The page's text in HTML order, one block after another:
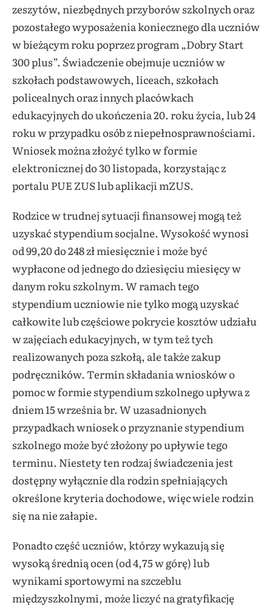
zeszytów, niezbędnych przyborów szkolnych oraz
pozostałego wyposażenia koniecznego dla uczniów
w bieżącym roku poprzez program „Dobry Start
300 plus”. Świadczenie obejmuje uczniów w
szkołach podstawowych, liceach, szkołach
policealnych oraz innych placówkach
edukacyjnych do ukończenia 20. roku życia, lub 24
roku w przypadku osób z niepełnosprawnościami.
Wniosek można złożyć tylko w formie
elektronicznej do 30 listopada, korzystając z
portalu PUE ZUS lub aplikacji mZUS.
Rodzice w trudnej sytuacji finansowej mogą też
uzyskać stypendium socjalne. Wysokość wynosi
od 99,20 do 248 zł miesięcznie i może być
wypłacone od jednego do dziesięciu miesięcy w
danym roku szkolnym. W ramach tego
stypendium uczniowie nie tylko mogą uzyskać
całkowite lub częściowe pokrycie kosztów udziału
w zajęciach edukacyjnych, w tym też tych
realizowanych poza szkołą, ale także zakup
podręczników. Termin składania wniosków o
pomoc w formie stypendium szkolnego upływa z
dniem 15 września br. W uzasadnionych
przypadkach wnioseko przyznanie stypendium
szkolnego może być złożony po upływie tego
terminu. Niestety ten rodzaj świadczenia jest
dostępny wyłącznie dla rodzin spełniających
określone kryteria dochodowe, więc wiele rodzin
się na nie załapie.
Ponadto część uczniów, którzy wykazują się
wysoką średnią ocen (od 4,75 w górę) lub
wynikami sportowymi na szczeblu
międzyszkolnymi, może liczyć na gratyfikację